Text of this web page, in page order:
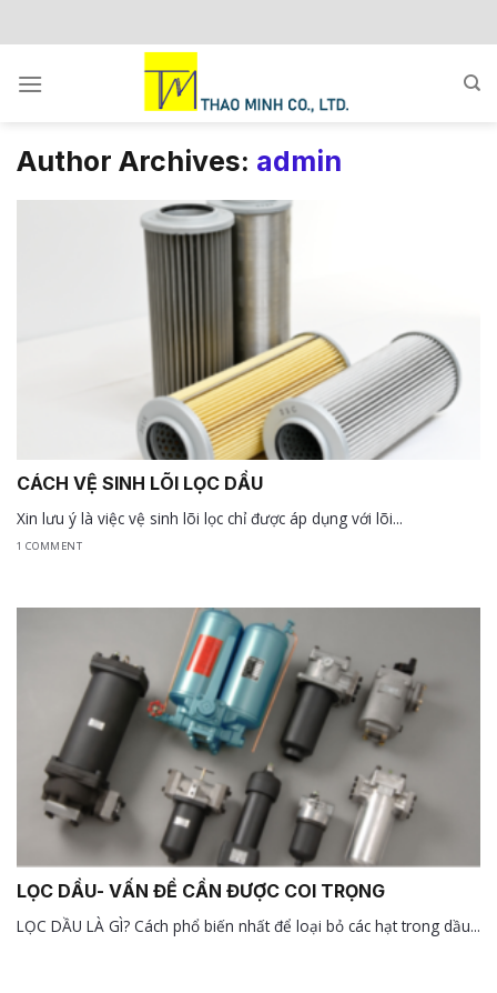
to
Author Archives: admin
CÁCH VỆ SINH LÕI LỌC DẦU
Xin lưu ý là việc vệ sinh lõi lọc chỉ được áp dụng với lõi...
1 COMMENT
LỌC DẦU- VẤN ĐỀ CẦN ĐƯỢC COI TRỌNG
LỌC DẦU LÀ GÌ? Cách phổ biến nhất để loại bỏ các hạt trong dầu...